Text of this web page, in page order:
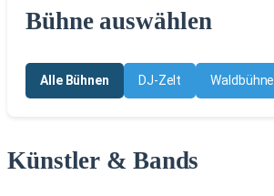
Bühne auswählen
Alle Bühnen DJ-Zelt Waldbühne
Künstler & Bands